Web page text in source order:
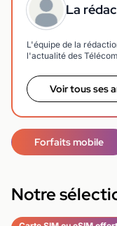
La
L'équipe de la
l'actualité des
Voir tous ses
Forfaits mobile
Notre